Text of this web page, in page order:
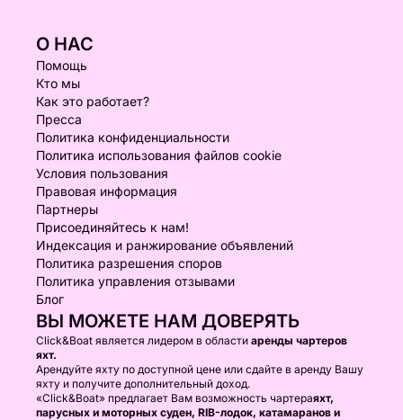
О НАС
Помощь
Кто мы
Как это работает?
Пресса
Политика конфиденциальности
Политика использования файлов cookie
Условия пользования
Правовая информация
Партнеры
Присоединяйтесь к нам!
Индексация и ранжирование объявлений
Политика разрешения споров
Политика управления отзывами
Блог
ВЫ МОЖЕТЕ НАМ ДОВЕРЯТЬ
Click&Boat является лидером в области аренды чартеров
яхт.
Арендуйте яхту по доступной цене или сдайте в аренду Вашу
яхту и получите дополнительный доход.
«Click&Boat» предлагает Вам возможность чартераяхт,
парусных и моторных суден, RIB-лодок, катамаранов и